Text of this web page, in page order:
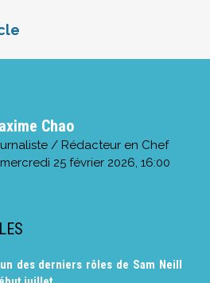
Chao
/ Rédacteur en Chef
mercredi 25 février 2026, 16:00
des derniers rôles de Sam Neill